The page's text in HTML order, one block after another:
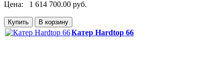
Цена: 1 614 700.00 руб.
Катер Hardtop 66